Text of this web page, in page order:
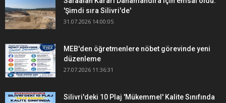
'Şimdi sıra Silivri'de'
31.07.2026 14:00:05
MEB'den öğretmenlere nöbet görevinde yeni
düzenleme
27.07.2026 11:36:31
Silivri'deki 10 Plaj 'Mükemmel' Kalite Sınıfında